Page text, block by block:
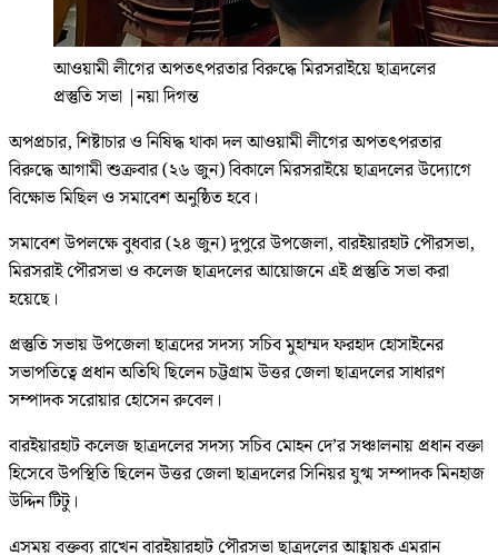
আওয়ামী লীগের অপতৎপরতার বিরুদ্ধে মিরসরাইয়ে ছাত্রদলের
প্রস্তুতি সভা |নয়া দিগন্ত
অপপ্রচার, শিষ্টাচার ও নিষিদ্ধ থাকা দল আওয়ামী লীগের অপতৎপরতার
বিরুদ্ধে আগামী শুক্রবার (২৬ জুন) বিকালে মিরসরাইয়ে ছাত্রদলের উদ্যোগে
বিক্ষোভ মিছিল ও সমাবেশ অনুষ্ঠিত হবে।
সমাবেশ উপলক্ষে বুধবার (২৪ জুন) দুপুরে উপজেলা, বারইয়ারহাট পৌরসভা,
মিরসরাই পৌরসভা ও কলেজ ছাত্রদলের আয়োজনে এই প্রস্তুতি সভা করা
হয়েছে।
প্রস্তুতি সভায় উপজেলা ছাত্রদের সদস্য সচিব মুহাম্মদ ফরহাদ হোসাইনের
সভাপতিত্বে প্রধান অতিথি ছিলেন চট্টগ্রাম উত্তর জেলা ছাত্রদলের সাধারণ
সম্পাদক সরোয়ার হোসেন রুবেল।
বারইয়ারহাট কলেজ ছাত্রদলের সদস্য সচিব মোহন দে’র সঞ্চালনায় প্রধান বক্তা
হিসেবে উপস্থিতি ছিলেন উত্তর জেলা ছাত্রদলের সিনিয়র যুগ্ম সম্পাদক মিনহাজ
উদ্দিন টিটু।
এসময় বক্তব্য রাখেন বারইয়ারহাট পৌরসভা ছাত্রদলের আহ্বায়ক এমরান